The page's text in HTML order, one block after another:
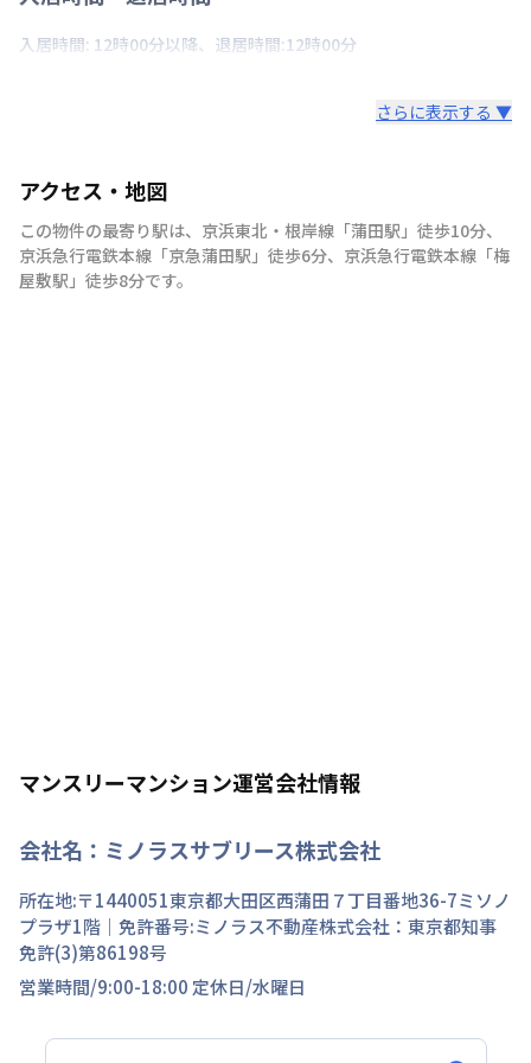
入居時間: 12時00分以降、退居時間:12時00分
さらに表示する ▼
アクセス・地図
この物件の最寄り駅は、 京浜東北・根岸線 「蒲田駅 」 徒歩10分、
京浜急行電鉄本線 「京急蒲田駅 」 徒歩6分、 京浜急行電鉄本線 「梅
屋敷駅 」 徒歩8分です。
マンスリーマンション運営会社情報
会社名： ミノラスサブリース株式会社
所在地:〒1440051東京都大田区西蒲田 ７丁目番地36-7ミソノ
プラザ1階 ｜免許番号:ミノラス不動産株式会社：東京都知事
免許(3)第86198号
営業時間/9:00-18:00 定休日/水曜日